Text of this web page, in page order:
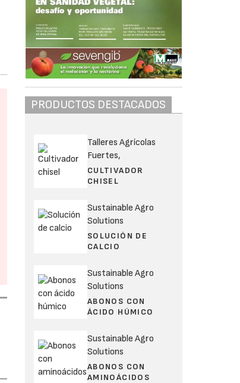
PRODUCTOS DESTACADOS
Talleres Agrícolas
Fuertes,
CULTIVADOR
CHISEL
Sustainable Agro
Solutions
SOLUCIÓN DE
CALCIO
Sustainable Agro
Solutions
ABONOS CON
ÁCIDO HÚMICO
Sustainable Agro
Solutions
ABONOS CON
AMINOÁCIDOS